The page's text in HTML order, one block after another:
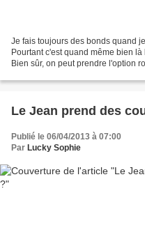
Je fais toujours des bonds quand
Pourtant c'est quand même bien
Bien sûr, on peut prendre l'option
Le Jean prend des
Publié le 06/04/2013 à 07:00
Par Lucky Sophie